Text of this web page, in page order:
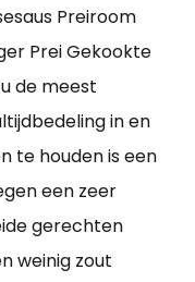
Preiroom
Prei Gekookte
de meest
in en
te houden is een
een zeer
gerechten
weinig zout